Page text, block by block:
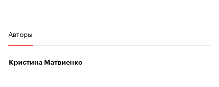
Авторы
Кристина Матвиенко